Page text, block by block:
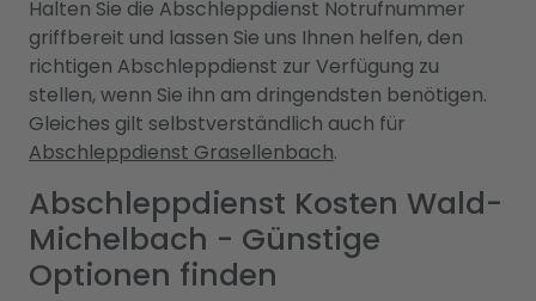
Halten Sie die Abschleppdienst Notrufnummer
griffbereit und lassen Sie uns Ihnen helfen, den
richtigen Abschleppdienst zur Verfügung zu
stellen, wenn Sie ihn am dringendsten benötigen.
Gleiches gilt selbstverständlich auch für
Abschleppdienst Grasellenbach.
Abschleppdienst Kosten Wald-
Michelbach - Günstige
Optionen finden